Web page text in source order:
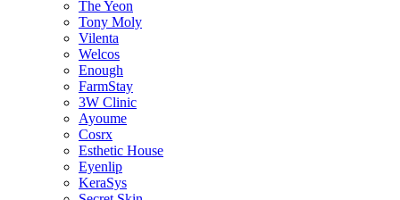
The Yeon
Tony Moly
Vilenta
Welcos
Enough
FarmStay
3W Clinic
Ayoume
Cosrx
Esthetic House
Eyenlip
KeraSys